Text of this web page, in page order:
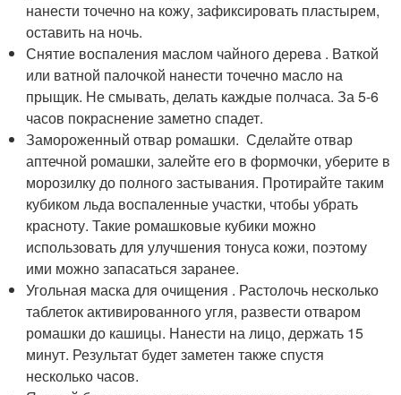
нанести точечно на кожу, зафиксировать пластырем,
оставить на ночь.
Снятие воспаления маслом чайного дерева . Ваткой
или ватной палочкой нанести точечно масло на
прыщик. Не смывать, делать каждые полчаса. За 5-6
часов покраснение заметно спадет.
Замороженный отвар ромашки. Сделайте отвар
аптечной ромашки, залейте его в формочки, уберите в
морозилку до полного застывания. Протирайте таким
кубиком льда воспаленные участки, чтобы убрать
красноту. Такие ромашковые кубики можно
использовать для улучшения тонуса кожи, поэтому
ими можно запасаться заранее.
Угольная маска для очищения . Растолочь несколько
таблеток активированного угля, развести отваром
ромашки до кашицы. Нанести на лицо, держать 15
минут. Результат будет заметен также спустя
несколько часов.